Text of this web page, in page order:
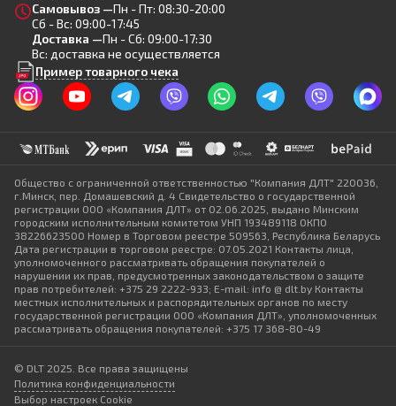
Самовывоз —Пн - Пт: 08:30-20:00
Сб - Вс: 09:00-17:45
Доставка —Пн - Сб: 09:00-17:30
Вс: доставка не осуществляется
Пример товарного чека
Общество с ограниченной ответственностью "Компания ДЛТ" 220036,
г.Минск, пер. Домашевский д. 4 Свидетельство о государственной
регистрации ООО «Компания ДЛТ» от 02.06.2025, выдано Минским
городским исполнительным комитетом УНП 193489118 ОКПО
38226623500 Номер в Торговом реестре 509563, Республика Беларусь
Дата регистрации в торговом реестре: 07.05.2021 Контакты лица,
уполномоченного рассматривать обращения покупателей о
нарушении их прав, предусмотренных законодательством о защите
прав потребителей: +375 29 2222-933; E-mail: info @ dlt.by Контакты
местных исполнительных и распорядительных органов по месту
государственной регистрации ООО «Компания ДЛТ», уполномоченных
рассматривать обращения покупателей: +375 17 368-80-49
© DLT 2025. Все права защищены
Политика конфиденциальности
Выбор настроек Cookie